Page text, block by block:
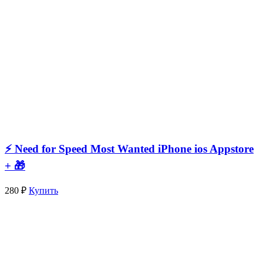
⚡️ Need for Speed Most Wanted iPhone ios Appstore
+ 🎁
280 ₽ Купить